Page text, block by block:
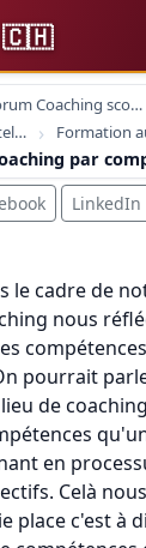
🇨🇭
forum Coaching scolaire
forum Coaching atelier et formation
par
LinkedIn
le cadre de
nous
pourrait
de
en
Celà
place c'est à